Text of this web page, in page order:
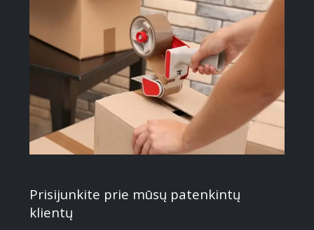
Prisijunkite prie mūsų patenkintų
klientų